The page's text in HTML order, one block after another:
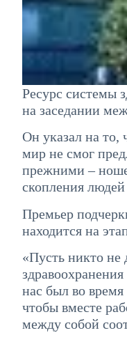
Ресурс системы
на заседании
Он указал на то,
мир не смог
прежними –
скопления людей
Премьер
находится на
«Пусть никто не
нас был во
чтобы вместе
между собой